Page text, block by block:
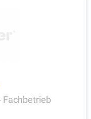
Fachbetrieb